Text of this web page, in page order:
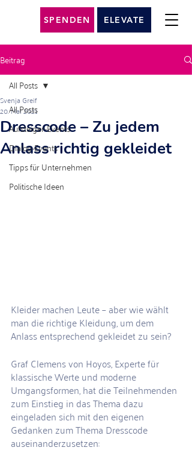
ELEVATE
SPENDEN
Beitrag
All Posts
Aufsteiger-Events
Dialog-Events
Tipps für Unternehmen
Politische Ideen
All Posts
Dresscode – Zu jedem
Anlass richtig gekleidet
Svenja Greif
20. Mai 2021
Kleider machen Leute – aber wie wählt
man die richtige Kleidung, um dem
Anlass entsprechend gekleidet zu sein?
Graf Clemens von Hoyos, Experte für
klassische Werte und moderne
Umgangsformen, hat die Teilnehmenden
zum Einstieg in das Thema dazu
eingeladen sich mit den eigenen
Gedanken zum Thema Dresscode
auseinanderzusetzen: